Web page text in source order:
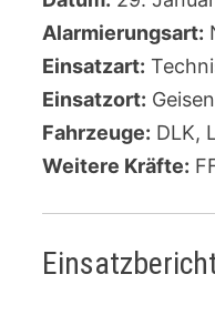
Alarmierungsart:
Einsatzart:
Einsatzort:
Fahrzeuge: DLK,
Weitere Kräfte: